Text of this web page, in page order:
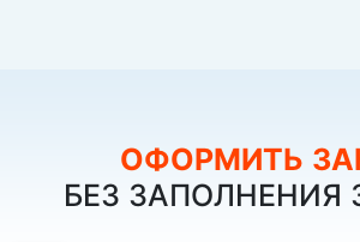
ОФОРМИТЬ
БЕЗ ЗАПОЛНЕНИЯ